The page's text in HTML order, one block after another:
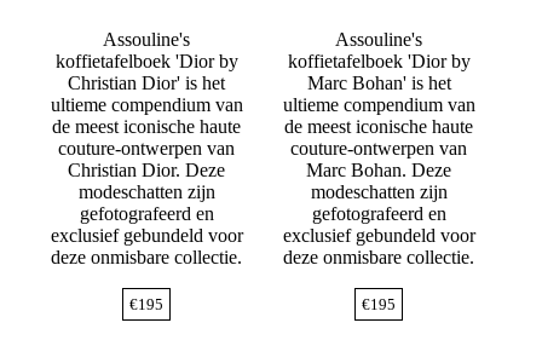
Assouline's
koffietafelboek 'Dior by
Christian Dior' is het
ultieme compendium van
de meest iconische haute
couture-ontwerpen van
Christian Dior. Deze
modeschatten zijn
gefotografeerd en
exclusief gebundeld voor
deze onmisbare collectie.
€195
Assouline's
koffietafelboek 'Dior by
Marc Bohan' is het
ultieme compendium van
de meest iconische haute
couture-ontwerpen van
Marc Bohan. Deze
modeschatten zijn
gefotografeerd en
exclusief gebundeld voor
deze onmisbare collectie.
€195